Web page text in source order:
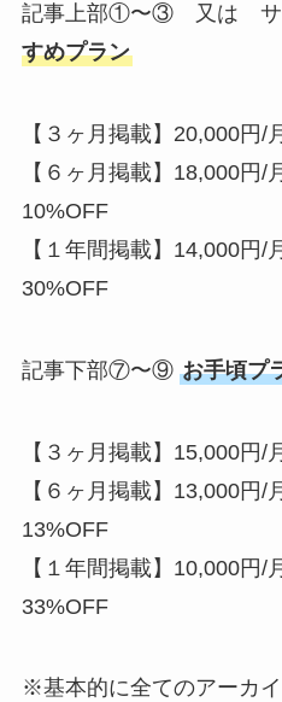
記事上部①〜③ 又は
すめプラン
【３ヶ月掲載】20,000円
【６ヶ月掲載】18,000円
10%OFF
【１年間掲載】14,000円
30%OFF
記事下部⑦〜⑨ お手頃プ
【３ヶ月掲載】15,000円
【６ヶ月掲載】13,000円
13%OFF
【１年間掲載】10,000円
33%OFF
※基本的に全てのアーカ